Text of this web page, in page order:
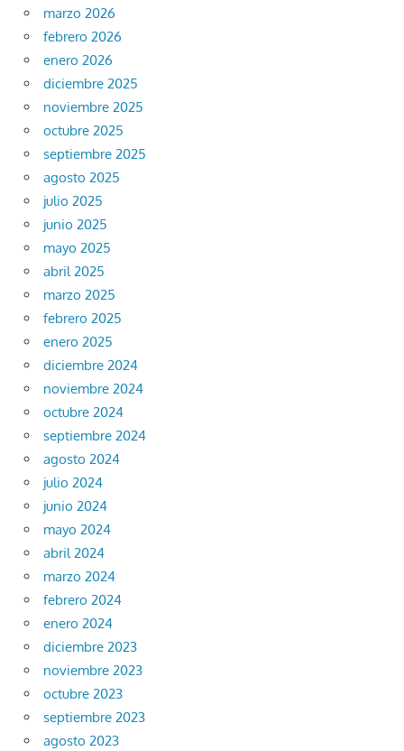
marzo 2026
febrero 2026
enero 2026
diciembre 2025
noviembre 2025
octubre 2025
septiembre 2025
agosto 2025
julio 2025
junio 2025
mayo 2025
abril 2025
marzo 2025
febrero 2025
enero 2025
diciembre 2024
noviembre 2024
octubre 2024
septiembre 2024
agosto 2024
julio 2024
junio 2024
mayo 2024
abril 2024
marzo 2024
febrero 2024
enero 2024
diciembre 2023
noviembre 2023
octubre 2023
septiembre 2023
agosto 2023